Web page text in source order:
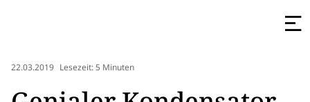
22.03.2019 Lesezeit: 5 Minuten